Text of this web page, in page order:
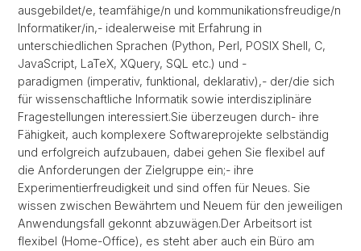
ausgebildet/e, teamfähige/n und kommunikationsfreudige/n
Informatiker/in,- idealerweise mit Erfahrung in
unterschiedlichen Sprachen (Python, Perl, POSIX Shell, C,
JavaScript, LaTeX, XQuery, SQL etc.) und -
paradigmen (imperativ, funktional, deklarativ),- der/die sich
für wissenschaftliche Informatik sowie interdisziplinäre
Fragestellungen interessiert.Sie überzeugen durch- ihre
Fähigkeit, auch komplexere Softwareprojekte selbständig
und erfolgreich aufzubauen, dabei gehen Sie flexibel auf
die Anforderungen der Zielgruppe ein;- ihre
Experimentierfreudigkeit und sind offen für Neues. Sie
wissen zwischen Bewährtem und Neuem für den jeweiligen
Anwendungsfall gekonnt abzuwägen.Der Arbeitsort ist
flexibel (Home-Office), es steht aber auch ein Büro am